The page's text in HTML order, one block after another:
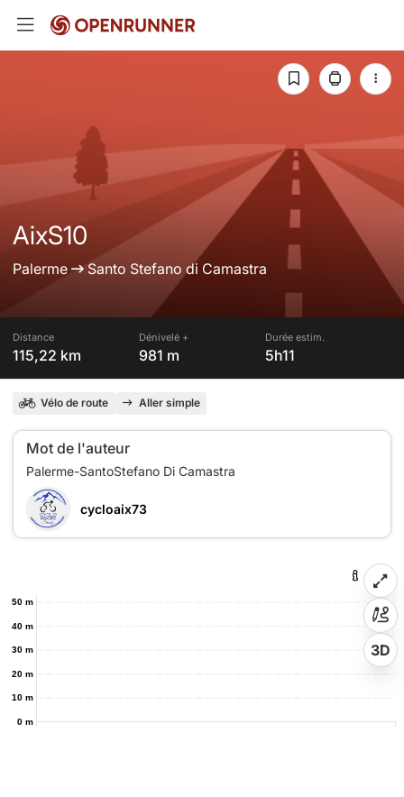
AixS10
Palerme Santo Stefano di Camastra
Distance
115,22 km
Dénivelé +
981 m
Durée estim.
5h11
Vélo de route Aller simple
Mot de l'auteur
cycloaix73
0 m
10 m
20 m
30 m
40 m
50 m
3D